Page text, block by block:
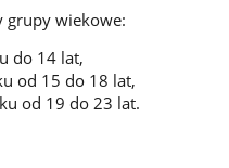
grupy wiekowe:
do 14 lat,
od 15 do 18 lat,
od 19 do 23 lat.